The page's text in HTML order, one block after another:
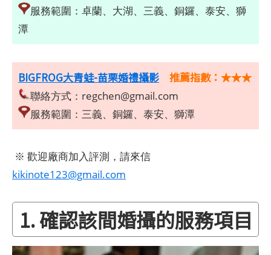
服務範圍：卓蘭、大湖、三義、銅鑼、泰安、獅
潭
BIGFROG大青蛙-苗栗婚禮攝影 推薦指數：★★★
聯絡方式： regchen@gmail.com
服務範圍：三義、銅鑼、泰安、獅潭
※ 歡迎廠商加入評測，請來信
kikinote123@gmail.com
1. 確認該間婚攝的服務項目